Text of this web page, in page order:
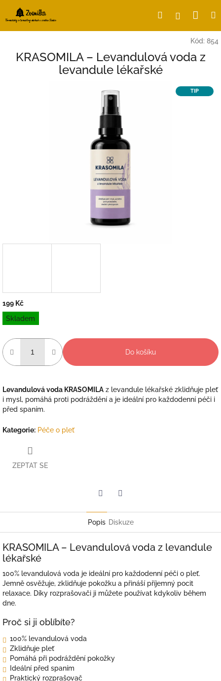
obsah
HledatPřihlášení
Kód: 854
KRASOMILA – Levandulová voda z
levandule lékařské
TIP
199 Kč
Měrná
cena:
Skladem
Do košíku
Levandulová voda KRASOMILA z levandule lékařské zklidňuje pleť
i mysl, pomáhá proti podráždění a je ideální pro každodenní péči i
před spaním.
Kategorie: Péče o pleť
ZEPTAT SE
Popis Diskuze
KRASOMILA – Levandulová voda z levandule
lékařské
100% levandulová voda je ideální pro každodenní péči o pleť.
Jemně osvěžuje, zklidňuje pokožku a přináší příjemný pocit
relaxace. Díky rozprašovači ji můžete používat kdykoliv během
dne.
Proč si ji oblíbíte?
100% levandulová voda
Zklidňuje pleť
Pomáhá při podráždění pokožky
Ideální před spaním
Praktický rozprašovač